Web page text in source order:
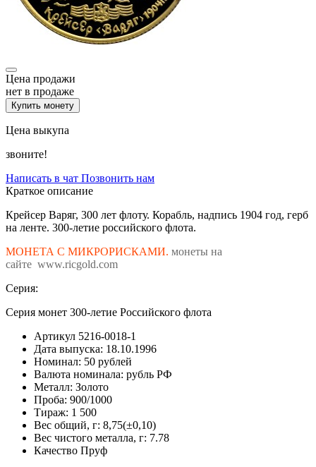
Цена продажи
нет в продаже
Купить монету
Цена выкупа
звоните!
Написать в чат Позвонить нам
Краткое описание
Крейсер Варяг, 300 лет флоту. Корабль, надпись 1904 год, герб
на ленте. 300-летие российского флота.
МОНЕТА С МИКРОРИСКАМИ. монеты на
сайте www.ricgold.com
Серия:
Серия монет 300-летие Российского флота
Артикул 5216-0018-1
Дата выпуска: 18.10.1996
Номинал: 50 рублей
Валюта номинала: рубль РФ
Металл: Золото
Проба: 900/1000
Тираж: 1 500
Вес общий, г: 8,75(±0,10)
Вес чистого металла, г: 7.78
Качество Пруф